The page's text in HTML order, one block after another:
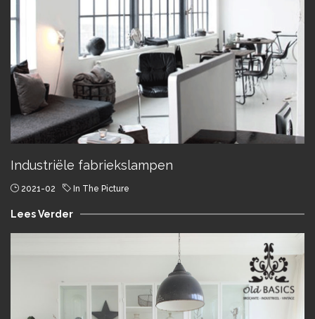
Industriële fabriekslampen
2021-02 In The Picture
Lees Verder